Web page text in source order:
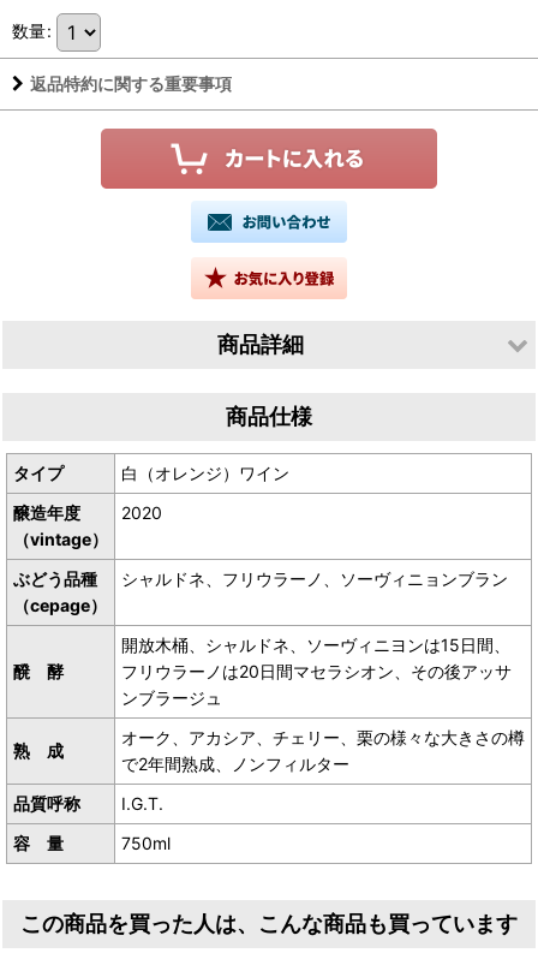
数量:
返品特約に関する重要事項
商品詳細
産地／イタリア フリウリ ヴェネツィア ジューリア州
オスラヴィアの伝統的アッサンブラージュワイン。
商品仕様
タイプ
白（オレンジ）ワイン
醸造年度
（vintage）
2020
ぶどう品種
（cepage）
シャルドネ、フリウラーノ、ソーヴィニョンブラン
醗 酵
開放木桶、シャルドネ、ソーヴィニヨンは15日間、
フリウラーノは20日間マセラシオン、その後アッサ
ンブラージュ
熟 成
オーク、アカシア、チェリー、栗の様々な大きさの樽
で2年間熟成、ノンフィルター
品質呼称
I.G.T.
容 量
750ml
この商品を買った人は、こんな商品も買っています